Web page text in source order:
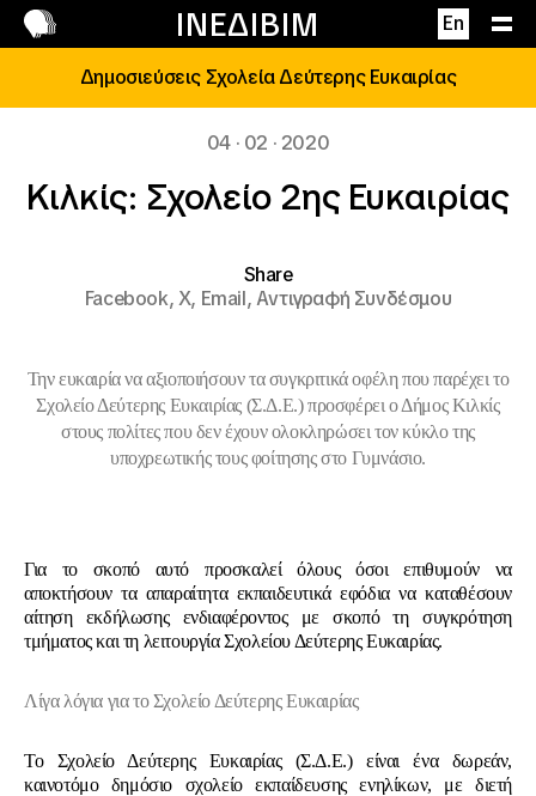
ΙΝΕΔΙΒΙΜ En
Επικοινωνία
Δημοσιεύσεις Σχολεία Δεύτερης Ευκαιρίας
04 · 02 · 2020
Κιλκίς: Σχολείο 2ης Ευκαιρίας
Share
Facebook,X, Email,Αντιγραφή Συνδέσμου
Την ευκαιρία να αξιοποιήσουν τα συγκριτικά οφέλη που παρέχει το
Σχολείο Δεύτερης Ευκαιρίας (Σ.Δ.Ε.) προσφέρει ο Δήμος Κιλκίς
στους πολίτες που δεν έχουν ολοκληρώσει τον κύκλο της
υποχρεωτικής τους φοίτησης στο Γυμνάσιο.
Για το σκοπό αυτό προσκαλεί όλους όσοι επιθυμούν να
αποκτήσουν τα απαραίτητα εκπαιδευτικά εφόδια να καταθέσουν
αίτηση εκδήλωσης ενδιαφέροντος με σκοπό τη συγκρότηση
τμήματος και τη λειτουργία Σχολείου Δεύτερης Ευκαιρίας.
Λίγα λόγια για το Σχολείο Δεύτερης Ευκαιρίας
Το Σχολείο Δεύτερης Ευκαιρίας (Σ.Δ.Ε.) είναι ένα δωρεάν,
καινοτόμο δημόσιο σχολείο εκπαίδευσης ενηλίκων, με διετή